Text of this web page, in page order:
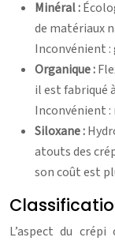
Minéral :
de matériaux
Inconvénient
Organique :
il est fabriqué
Inconvénient
Siloxane :
atouts des
son coût est
L’aspect du